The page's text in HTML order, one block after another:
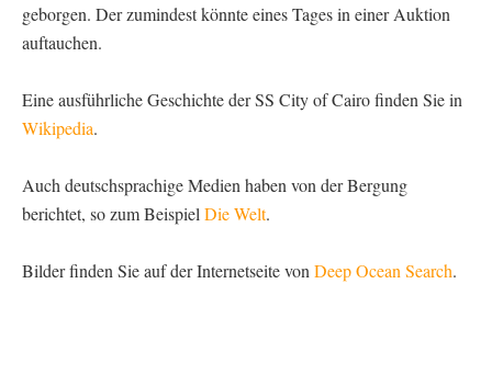
geborgen. Der zumindest könnte eines Tages in einer Auktion
auftauchen.
Eine ausführliche Geschichte der SS City of Cairo finden Sie in
Wikipedia.
Auch deutschsprachige Medien haben von der Bergung
berichtet, so zum Beispiel Die Welt.
Bilder finden Sie auf der Internetseite von Deep Ocean Search.